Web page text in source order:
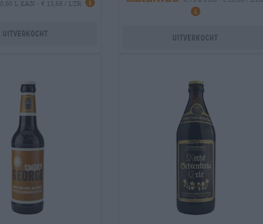
0,50 L KAN - € 13,58 / LTR
Uitverkocht Uitverkocht